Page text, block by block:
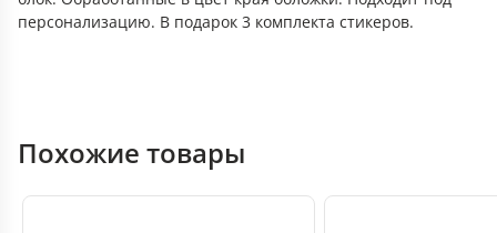
персонализацию. В подарок 3 комплекта стикеров.
Похожие товары